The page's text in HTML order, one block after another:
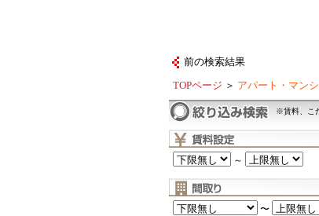
前の検索結果
TOPページ ＞ アパート・マン
※賃料、こ
～
〜